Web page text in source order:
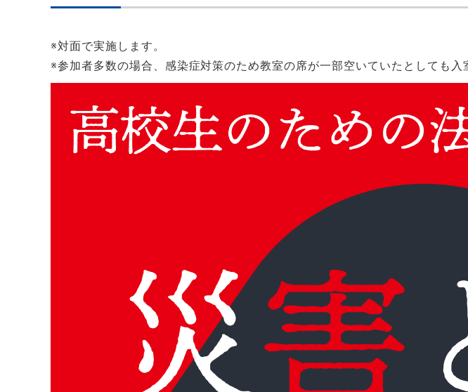
※対面で実施します。
※参加者多数の場合、感染症対策のため教室の席が一部空いていたとしても